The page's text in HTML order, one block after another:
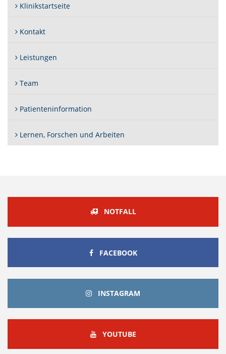
Klinikstartseite
Kontakt
Leistungen
Team
Patienteninformation
Lernen, Forschen und Arbeiten
NOTFALL
FACEBOOKFACEBOOK
INSTAGRAM
YOUTUBEYOUTUBE